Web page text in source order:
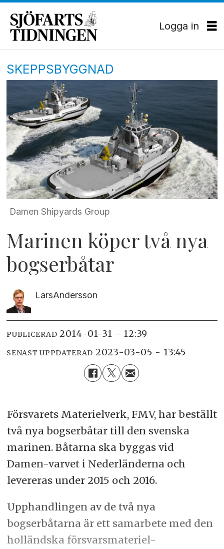
Logga in
SKEPPSBYGGNAD
Damen Shipyards Group
Marinen köper två nya
bogserbåtar
LarsAndersson
PUBLICERAD 2014-01-31 - 12:39
SENAST UPPDATERAD 2023-03-05 - 13:45
Försvarets Materielverk, FMV, har beställt
två nya bogserbåtar till den svenska
marinen. Båtarna ska byggas vid
Damen-varvet i Nederländerna och
levereras under 2015 och 2016.
Upphandlingen av de två nya
bogserbåtarna är ett samarbete med den
holländska försvarsmateriel-